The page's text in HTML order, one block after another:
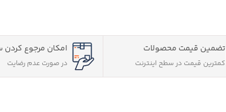
تضمین قیمت محصولات
کمترین قیمت در سطح اینترنت
امکان مرجوع
در صورت عدم رضایت